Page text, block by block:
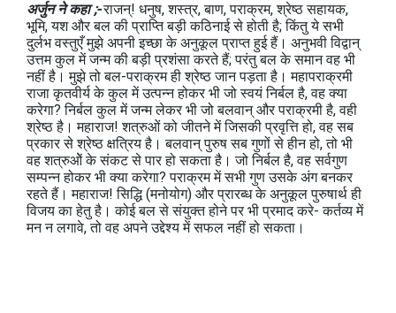
अर्जुन ने कहा ;-राजन्! धनुष, शस्त्र, बाण, पराक्रम, श्रेष्ठ सहायक,
भूमि, यश और बल की प्राप्ति बड़ी कठिनाई से होती है; किंतु ये सभी
दुर्लभ वस्तुएँ मुझे अपनी इच्छा के अनुकूल प्राप्त हुई हैं। अनुभवी विद्वान्
उत्तम कुल में जन्म की बड़ी प्रशंसा करते हैं; परंतु बल के समान वह भी
नहीं है। मुझे तो बल-पराक्रम ही श्रेष्ठ जान पड़ता है। महापराक्रमी
राजा कृतवीर्य के कुल में उत्पन्न होकर भी जो स्वयं निर्बल है, वह क्या
करेगा? निर्बल कुल में जन्म लेकर भी जो बलवान् और पराक्रमी है, वही
श्रेष्ठ है। महाराज! शत्रुओं को जीतने में जिसकी प्रवृत्ति हो, वह सब
प्रकार से श्रेष्ठ क्षत्रिय है। बलवान् पुरुष सब गुणों से हीन हो, तो भी
वह शत्रुओें के संकट से पार हो सकता है। जो निर्बल है, वह सर्वगुण
सम्पन्न होकर भी क्या करेगा? पराक्रम में सभी गुण उसके अंग बनकर
रहते हैं। महाराज! सिद्धि (मनोयोग) और प्रारब्ध के अनुकूल पुरुषार्थ ही
विजय का हेतु है। कोई बल से संयुक्त होने पर भी प्रमाद करे- कर्तव्य में
मन न लगावे, तो वह अपने उद्देश्य में सफल नहीं हो सकता।